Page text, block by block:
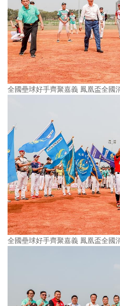
全國壘球好手齊聚嘉義 鳳凰盃全國
全國壘球好手齊聚嘉義 鳳凰盃全國